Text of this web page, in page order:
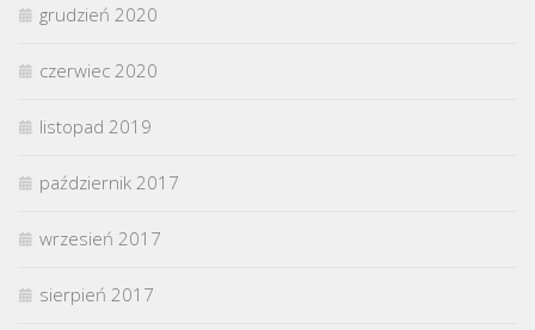
grudzień 2020
czerwiec 2020
listopad 2019
październik 2017
wrzesień 2017
sierpień 2017